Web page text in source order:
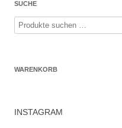
SUCHE
Suchen
nach:
WARENKORB
INSTAGRAM